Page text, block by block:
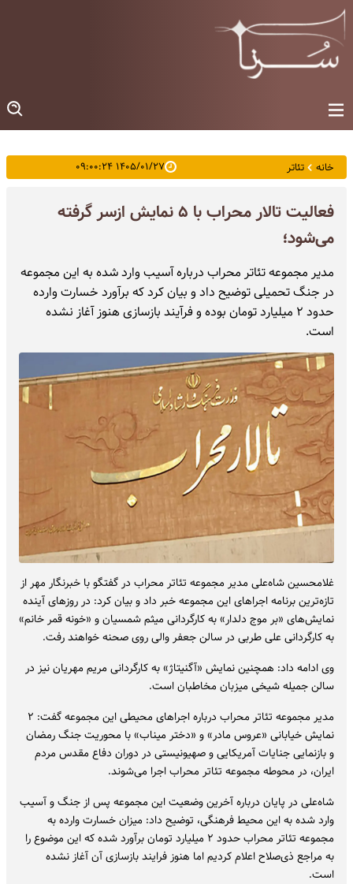
خانه تئاتر ۱۴۰۵/۰۱/۲۷ ۰۹:۰۰:۲۴
فعالیت تالار محراب با ۵ نمایش ازسر گرفته
می‌شود؛
مدیر مجموعه تئاتر محراب درباره آسیب وارد شده به این مجموعه
در جنگ تحمیلی توضیح داد و بیان کرد که برآورد خسارت وارده
حدود ۲ میلیارد تومان بوده و فرآیند بازسازی هنوز آغاز نشده
است.
غلامحسین شاه‌علی مدیر مجموعه تئاتر محراب در گفتگو با خبرنگار مهر از
تازه‌ترین برنامه اجراهای این مجموعه خبر داد و بیان کرد: در روزهای آینده
نمایش‌های «بر موج دلدار» به کارگردانی میثم شمسیان و «خونه قمر خانم»
به کارگردانی علی طربی در سالن جعفر والی روی صحنه خواهند رفت.
وی ادامه داد: همچنین نمایش «آگنیتاژ» به کارگردانی مریم مهریان نیز در
سالن جمیله شیخی میزبان مخاطبان است.
مدیر مجموعه تئاتر محراب درباره اجراهای محیطی این مجموعه گفت: ۲
نمایش خیابانی «عروس مادر» و «دختر میناب» با محوریت جنگ رمضان
و بازنمایی جنایات آمریکایی و صهیونیستی در دوران دفاع مقدس مردم
ایران، در محوطه مجموعه تئاتر محراب اجرا می‌شوند.
شاه‌علی در پایان درباره آخرین وضعیت این مجموعه پس از جنگ و آسیب
وارد شده به این محیط فرهنگی، توضیح داد: میزان خسارت وارده به
مجموعه تئاتر محراب حدود ۲ میلیارد تومان برآورد شده که این موضوع را
به مراجع ذی‌صلاح اعلام کردیم اما هنوز فرایند بازسازی آن آغاز نشده
است.